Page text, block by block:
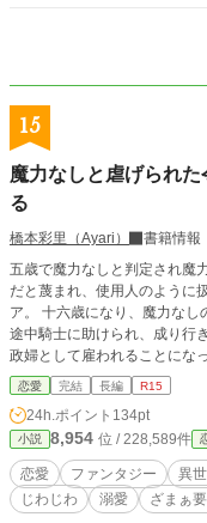
15
魔力なしと虐げられ
る
橋本彩里（Ayari）
書籍情報
五歳で魔力なしと判定され魔
だと蔑まれ、使用人のように
ア。 十六歳になり、魔力なし
途中騎士に助けられ、成り行
政婦として雇われることにな
周囲の助けもあってじわじわ
やそれにまつわる事件が重な
れ……。 孤高で寡黙な総長の
は今日も家政婦業に励みます！ ※Ｒ15については暴力や血の出る表現が少
まれますので保険としてつけ
恋愛 完結 長編 R15
24h.ポイント 134pt
小説 8,954 位 / 228,589件
恋愛 ファンタジー 異
じわじわ
溺愛 ざまぁ